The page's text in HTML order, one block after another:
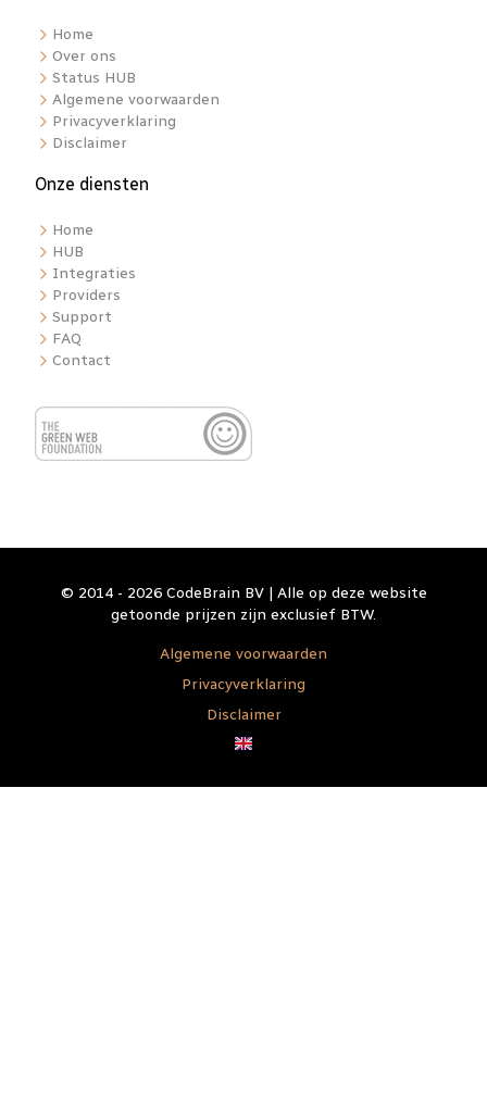
Home
Over ons
Status HUB
Algemene voorwaarden
Privacyverklaring
Disclaimer
Onze diensten
Home
HUB
Integraties
Providers
Support
FAQ
Contact
© 2014 - 2026 CodeBrain BV | Alle op deze website
getoonde prijzen zijn exclusief BTW.
Algemene voorwaarden
Privacyverklaring
Disclaimer